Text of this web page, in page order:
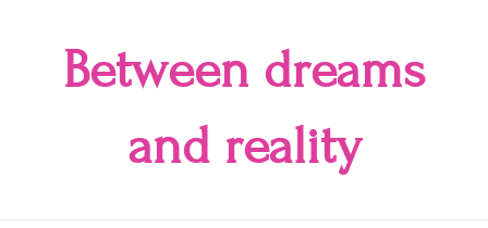
Between dreams
and reality